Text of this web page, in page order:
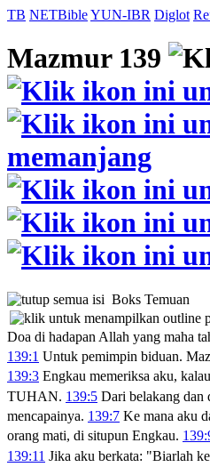
TB NETBibleYUN-IBR Diglot
Mazmur 139
Boks Temuan
Doa di hadapan Allah yang maha
139:1 Untuk pemimpin biduan.
139:3 Engkau memeriksa aku,
TUHAN. 139:5 Dari belakang dan
mencapainya. 139:7 Ke mana aku
orang mati, di situpun Engkau.
139:11 Jika aku berkata: "Biarlah